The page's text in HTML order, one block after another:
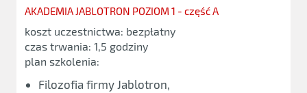
AKADEMIA JABLOTRON POZIOM 1 - część A
koszt uczestnictwa: bezpłatny
czas trwania: 1,5 godziny
plan szkolenia:
Filozofia firmy Jablotron,